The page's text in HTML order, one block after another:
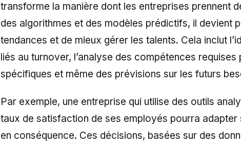
transforme la manière dont les entreprises prennent
des algorithmes et des modèles prédictifs, il devient
tendances et de mieux gérer les talents. Cela inclut
liés au turnover, l’analyse des compétences
spécifiques et même des prévisions sur les futurs
Par exemple, une entreprise qui utilise des outils
taux de satisfaction de ses employés pourra adapter
en conséquence. Ces décisions, basées sur des